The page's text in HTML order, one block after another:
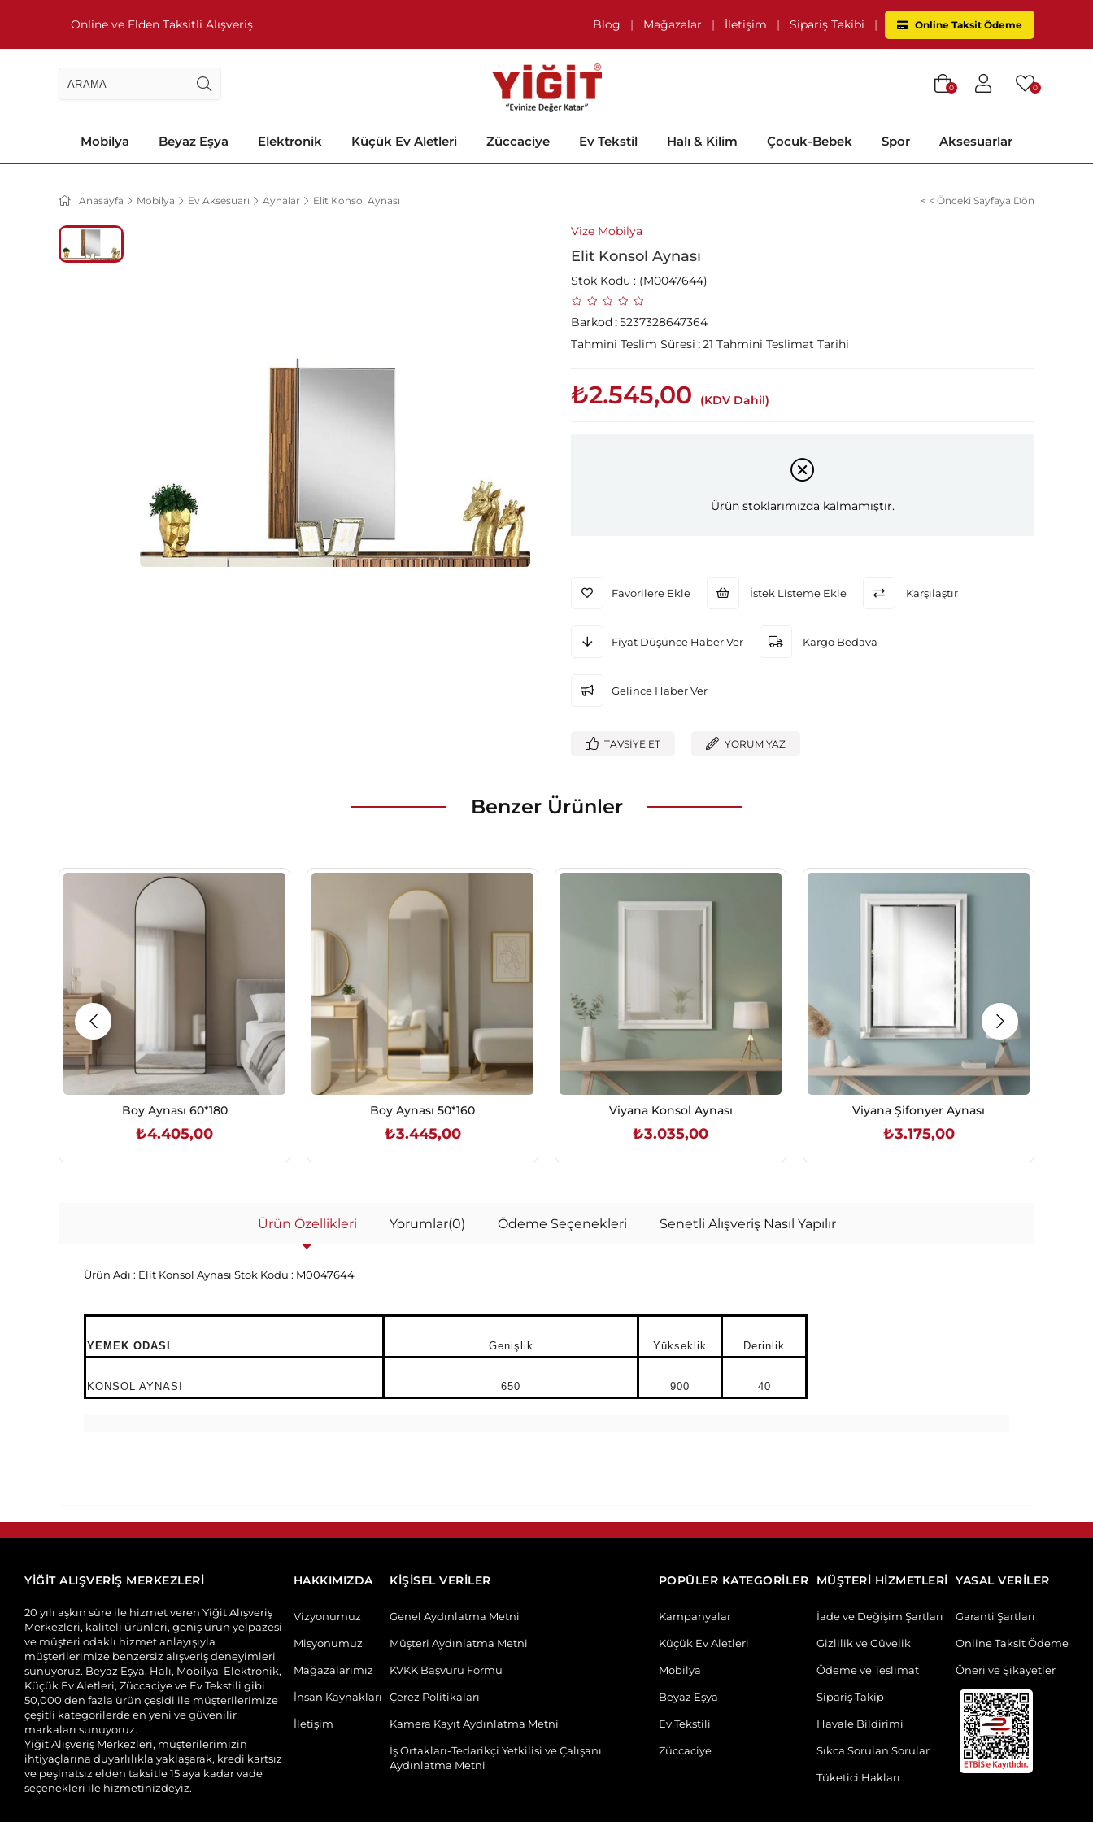
Online ve Elden Taksitli Alışveriş Blog | Mağazalar | İletişim | Sipariş Takibi | Online Taksit Ödeme
0
0
Mobilya Beyaz Eşya Elektronik Küçük Ev Aletleri Züccaciye Ev Tekstil Halı & Kilim Çocuk-Bebek Spor Aksesuarlar
Anasayfa Mobilya Ev Aksesuarı Aynalar Elit Konsol Aynası < < Önceki Sayfaya Dön
Vize Mobilya
Elit Konsol Aynası
Stok Kodu (M0047644)
Barkod:5237328647364
Tahmini Teslim Süresi :21 Tahmini Teslimat Tarihi
₺2.545,00 (KDV Dahil)
Ürün stoklarımızda kalmamıştır.
Favorilere Ekle İstek Listeme Ekle Karşılaştır
Fiyat Düşünce Haber Ver Kargo Bedava
Gelince Haber Ver
TAVSIYE ET YORUM YAZ
Benzer Ürünler
Boy Aynası 60*180
₺4.405,00
Boy Aynası 50*160
₺3.445,00
Viyana Konsol Aynası
₺3.035,00
Viyana Şifonyer Aynası
₺3.175,00
Ürün Özellikleri Yorumlar(0) Ödeme Seçenekleri Senetli Alışveriş Nasıl Yapılır
Ürün Adı : Elit Konsol Aynası Stok Kodu : M0047644
YEMEK ODASI Genişlik Yükseklik Derinlik
KONSOL AYNASI 650 900 40
YİĞİT ALIŞVERİŞ MERKEZLERİ
20 yılı aşkın süre ile hizmet veren Yiğit Alışveriş
Merkezleri, kaliteli ürünleri, geniş ürün yelpazesi
ve müşteri odaklı hizmet anlayışıyla
müşterilerimize benzersiz alışveriş deneyimleri
sunuyoruz. Beyaz Eşya, Halı, Mobilya, Elektronik,
Küçük Ev Aletleri, Züccaciye ve Ev Tekstili gibi
50,000'den fazla ürün çeşidi ile müşterilerimize
çeşitli kategorilerde en yeni ve güvenilir
markaları sunuyoruz.
Yiğit Alışveriş Merkezleri, müşterilerimizin
ihtiyaçlarına duyarlılıkla yaklaşarak, kredi kartsız
ve peşinatsız elden taksitle 15 aya kadar vade
seçenekleri ile hizmetinizdeyiz.
HAKKIMIZDA
Vizyonumuz
Misyonumuz
Mağazalarımız
İnsan Kaynakları
İletişim
KİŞİSEL VERİLER
Genel Aydınlatma Metni
Müşteri Aydınlatma Metni
KVKK Başvuru Formu
Çerez Politikaları
Kamera Kayıt Aydınlatma Metni
İş Ortakları-Tedarikçi Yetkilisi ve Çalışanı
Aydınlatma Metni
POPÜLER KATEGORİLER
Kampanyalar
Küçük Ev Aletleri
Mobilya
Beyaz Eşya
Ev Tekstili
Züccaciye
MÜŞTERİ HİZMETLERİ
İade ve Değişim Şartları
Gizlilik ve Güvelik
Ödeme ve Teslimat
Sipariş Takip
Havale Bildirimi
Sıkca Sorulan Sorular
Tüketici Hakları
YASAL VERİLER
Garanti Şartları
Online Taksit Ödeme
Öneri ve Şikayetler